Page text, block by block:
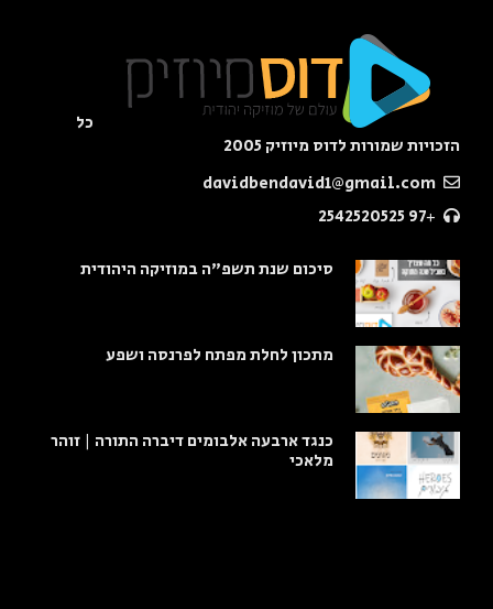
כל
הזכויות שמורות לדוס מיוזיק 2005
+97 2542520525
סיכום שנת תשפ"ה במוזיקה היהודית
מתכון לחלת מפתח לפרנסה ושפע
כנגד ארבעה אלבומים דיברה התורה | זוהר
מלאכי